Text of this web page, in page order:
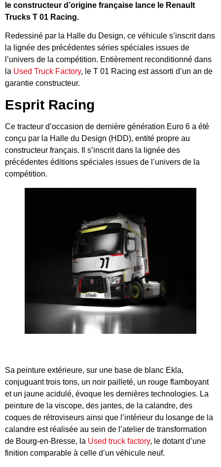
le constructeur d’origine française lance le Renault
Trucks T 01 Racing.
Redessiné par la Halle du Design, ce véhicule s’inscrit dans
la lignée des précédentes séries spéciales issues de
l’univers de la compétition. Entièrement reconditionné dans
la Used Truck Factory, le T 01 Racing est assorti d’un an de
garantie constructeur.
Esprit Racing
Ce tracteur d’occasion de dernière génération Euro 6 a été
conçu par la Halle du Design (HDD), entité propre au
constructeur français. Il s’inscrit dans la lignée des
précédentes éditions spéciales issues de l’univers de la
compétition.
Sa peinture extérieure, sur une base de blanc Ekla,
conjuguant trois tons, un noir pailleté, un rouge flamboyant
et un jaune acidulé, évoque les dernières technologies. La
peinture de la viscope, des jantes, de la calandre, des
coques de rétroviseurs ainsi que l’intérieur du losange de la
calandre est réalisée au sein de l’atelier de transformation
de Bourg-en-Bresse, la Used truck factory, le dotant d’une
finition comparable à celle d’un véhicule neuf.